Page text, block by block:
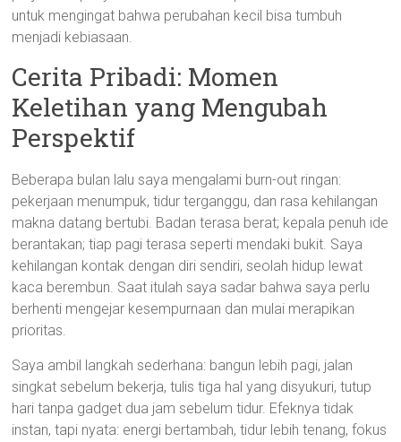
untuk mengingat bahwa perubahan kecil bisa tumbuh
menjadi kebiasaan.
Cerita Pribadi: Momen
Keletihan yang Mengubah
Perspektif
Beberapa bulan lalu saya mengalami burn-out ringan:
pekerjaan menumpuk, tidur terganggu, dan rasa kehilangan
makna datang bertubi. Badan terasa berat; kepala penuh ide
berantakan; tiap pagi terasa seperti mendaki bukit. Saya
kehilangan kontak dengan diri sendiri, seolah hidup lewat
kaca berembun. Saat itulah saya sadar bahwa saya perlu
berhenti mengejar kesempurnaan dan mulai merapikan
prioritas.
Saya ambil langkah sederhana: bangun lebih pagi, jalan
singkat sebelum bekerja, tulis tiga hal yang disyukuri, tutup
hari tanpa gadget dua jam sebelum tidur. Efeknya tidak
instan, tapi nyata: energi bertambah, tidur lebih tenang, fokus